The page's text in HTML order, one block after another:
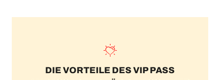
DIE VORTEILE DES VIP PASS